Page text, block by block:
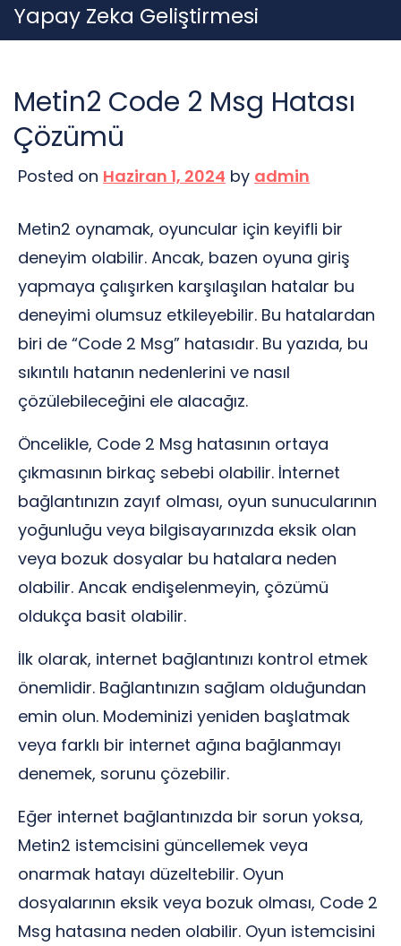
Skip
to
Yapay Zeka Geliştirmesi
Metin2 Code 2 Msg Hatası
Çözümü
Posted on Haziran 1, 2024 by admin
Metin2 oynamak, oyuncular için keyifli bir
deneyim olabilir. Ancak, bazen oyuna giriş
yapmaya çalışırken karşılaşılan hatalar bu
deneyimi olumsuz etkileyebilir. Bu hatalardan
biri de “Code 2 Msg” hatasıdır. Bu yazıda, bu
sıkıntılı hatanın nedenlerini ve nasıl
çözülebileceğini ele alacağız.
Öncelikle, Code 2 Msg hatasının ortaya
çıkmasının birkaç sebebi olabilir. İnternet
bağlantınızın zayıf olması, oyun sunucularının
yoğunluğu veya bilgisayarınızda eksik olan
veya bozuk dosyalar bu hatalara neden
olabilir. Ancak endişelenmeyin, çözümü
oldukça basit olabilir.
İlk olarak, internet bağlantınızı kontrol etmek
önemlidir. Bağlantınızın sağlam olduğundan
emin olun. Modeminizi yeniden başlatmak
veya farklı bir internet ağına bağlanmayı
denemek, sorunu çözebilir.
Eğer internet bağlantınızda bir sorun yoksa,
Metin2 istemcisini güncellemek veya
onarmak hatayı düzeltebilir. Oyun
dosyalarının eksik veya bozuk olması, Code 2
Msg hatasına neden olabilir. Oyun istemcisini